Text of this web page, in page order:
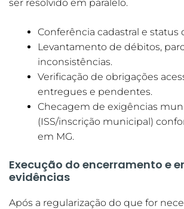
ser resolvido em paralelo.
Conferência cadastral e status
Levantamento de débitos,
inconsistências.
Verificação de obrigações
entregues e pendentes.
Checagem de exigências
(ISS/inscrição municipal)
em MG.
Execução do encerramento e
evidências
Após a regularização do que for